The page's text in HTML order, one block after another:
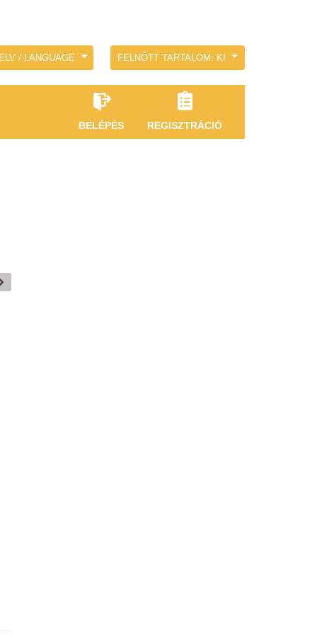
/ LANGUAGE FELNŐTT TARTALOM: KI
BELÉPÉS REGISZTRÁCIÓ